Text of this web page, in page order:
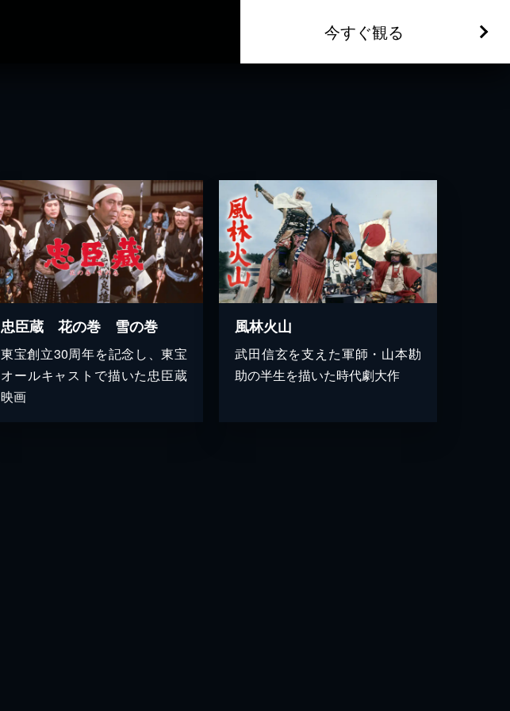
今すぐ観る
忠臣蔵 花の巻 雪の巻
東宝創立30周年を記念し、東宝
オールキャストで描いた忠臣蔵
映画
風林火山
武田信玄を支えた軍師・山本勘
助の半生を描いた時代劇大作